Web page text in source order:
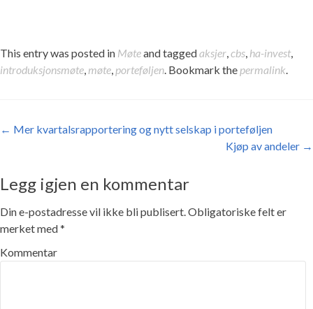
This entry was posted in Møteand taggedaksjer,cbs, ha-invest,
introduksjonsmøte, møte, porteføljen. Bookmark the permalink.
Post navigation
← Mer kvartalsrapportering og nytt selskap i porteføljen
Kjøp av andeler →
Legg igjen en kommentar
Din e-postadresse vil ikke bli publisert.Obligatoriske felt er
merket med*
Kommentar